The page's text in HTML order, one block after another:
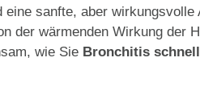
eine sanfte, aber wirkungsvolle
der wärmenden Wirkung der
wie Sie Bronchitis